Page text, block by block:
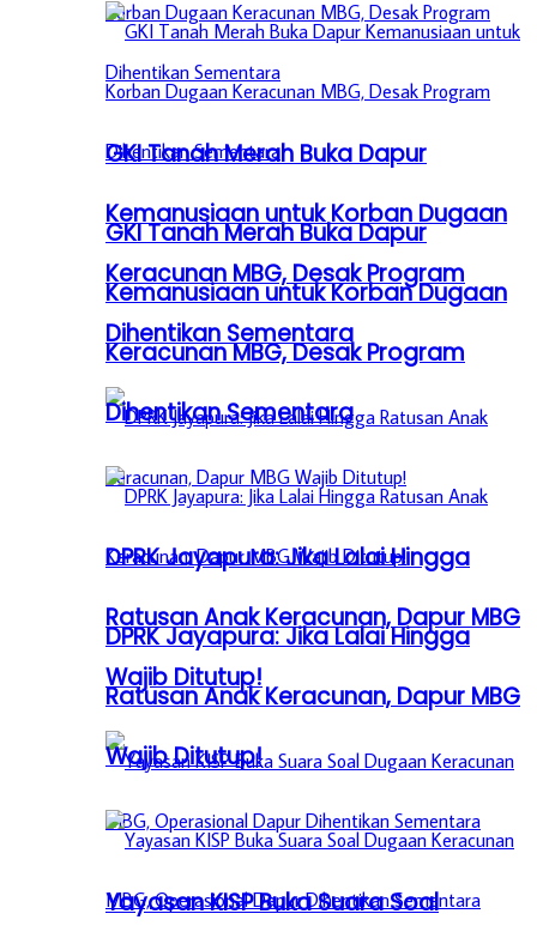
GKI Tanah Merah Buka Dapur
Kemanusiaan untuk Korban Dugaan
Keracunan MBG, Desak Program
Dihentikan Sementara
DPRK Jayapura: Jika Lalai Hingga
Ratusan Anak Keracunan, Dapur MBG
Wajib Ditutup!
Yayasan KISP Buka Suara Soal
GKI Tanah Merah Buka Dapur
Kemanusiaan untuk Korban Dugaan
Keracunan MBG, Desak Program
Dihentikan Sementara
DPRK Jayapura: Jika Lalai Hingga
Ratusan Anak Keracunan, Dapur MBG
Wajib Ditutup!